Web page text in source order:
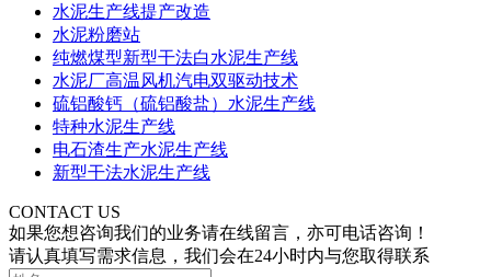
水泥生产线提产改造
水泥粉磨站
纯燃煤型新型干法白水泥生产线
水泥厂高温风机汽电双驱动技术
硫铝酸钙（硫铝酸盐）水泥生产线
特种水泥生产线
电石渣生产水泥生产线
新型干法水泥生产线
CONTACT US
如果您想咨询我们的业务请在线留言，亦可电话咨询！
请认真填写需求信息，我们会在24小时内与您取得联系